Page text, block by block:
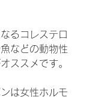
るコレステロ
などの動物性
ススメです。
は女性ホルモ